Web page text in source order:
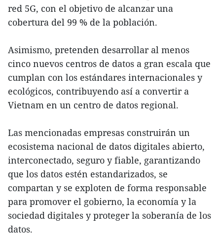
red 5G, con el objetivo de alcanzar una
cobertura del 99 % de la población.
Asimismo, pretenden desarrollar al menos
cinco nuevos centros de datos a gran escala que
cumplan con los estándares internacionales y
ecológicos, contribuyendo así a convertir a
Vietnam en un centro de datos regional.
Las mencionadas empresas construirán un
ecosistema nacional de datos digitales abierto,
interconectado, seguro y fiable, garantizando
que los datos estén estandarizados, se
compartan y se exploten de forma responsable
para promover el gobierno, la economía y la
sociedad digitales y proteger la soberanía de los
datos.